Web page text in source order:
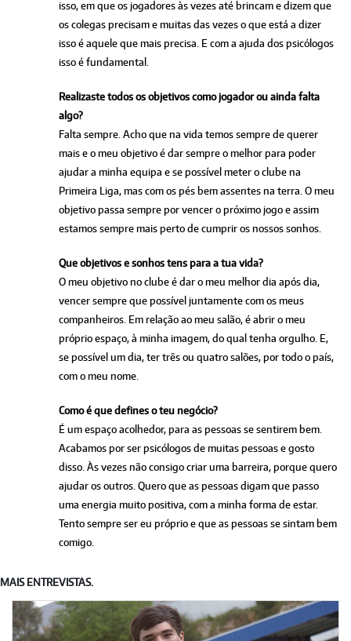
isso, em que os jogadores às vezes até brincam e dizem que
os colegas precisam e muitas das vezes o que está a dizer
isso é aquele que mais precisa. E com a ajuda dos psicólogos
isso é fundamental.
Realizaste todos os objetivos como jogador ou ainda falta
algo?
Falta sempre. Acho que na vida temos sempre de querer
mais e o meu objetivo é dar sempre o melhor para poder
ajudar a minha equipa e se possível meter o clube na
Primeira Liga, mas com os pés bem assentes na terra. O meu
objetivo passa sempre por vencer o próximo jogo e assim
estamos sempre mais perto de cumprir os nossos sonhos.
Que objetivos e sonhos tens para a tua vida?
O meu objetivo no clube é dar o meu melhor dia após dia,
vencer sempre que possível juntamente com os meus
companheiros. Em relação ao meu salão, é abrir o meu
próprio espaço, à minha imagem, do qual tenha orgulho. E,
se possível um dia, ter três ou quatro salões, por todo o país,
com o meu nome.
Como é que defines o teu negócio?
É um espaço acolhedor, para as pessoas se sentirem bem.
Acabamos por ser psicólogos de muitas pessoas e gosto
disso. Às vezes não consigo criar uma barreira, porque quero
ajudar os outros. Quero que as pessoas digam que passo
uma energia muito positiva, com a minha forma de estar.
Tento sempre ser eu próprio e que as pessoas se sintam bem
comigo.
MAIS ENTREVISTAS.